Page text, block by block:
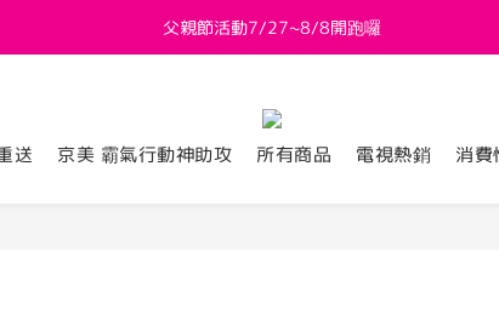
新會員送 $800購物金
父親節活動7/27~8/8開跑囉
送 京美 霸氣行動神助攻 所有商品 電視熱銷 消費